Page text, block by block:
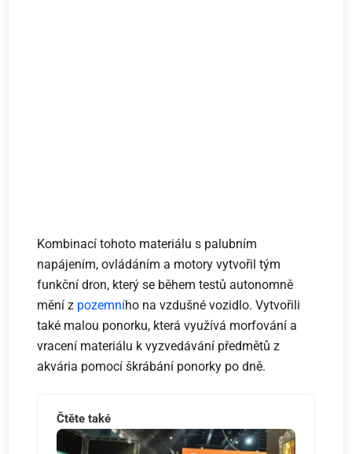
Kombinací tohoto materiálu s palubním
napájením, ovládáním a motory vytvořil tým
funkční dron, který se během testů autonomně
mění z pozemního na vzdušné vozidlo. Vytvořili
také malou ponorku, která využívá morfování a
vracení materiálu k vyzvedávání předmětů z
akvária pomocí škrábání ponorky po dně.
Čtěte také